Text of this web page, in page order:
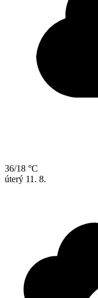
36/18 °C
úterý 11. 8.